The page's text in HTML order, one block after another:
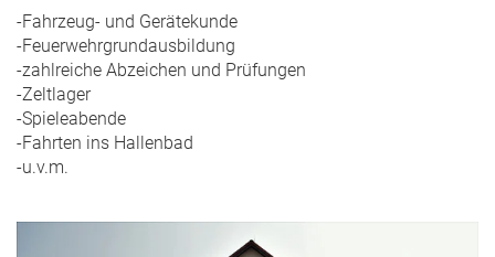
-Fahrzeug- und Gerätekunde
-Feuerwehrgrundausbildung
-zahlreiche Abzeichen und Prüfungen
-Zeltlager
-Spieleabende
-Fahrten ins Hallenbad
-u.v.m.